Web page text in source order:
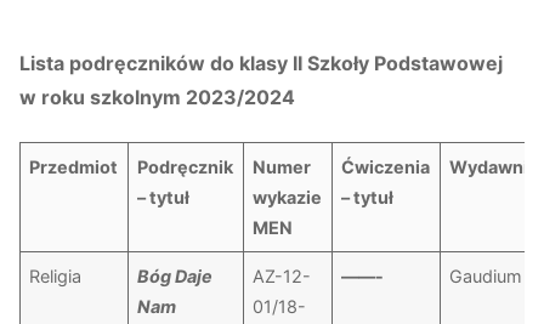
Lista podręczników do klasy II Szkoły Podstawowej
w roku szkolnym 2023/2024
Przedmiot
Podręcznik
– tytuł
Numer
wykazie
MEN
Ćwiczenia
– tytuł
Religia
Bóg Daje
Nam
AZ-12-
01/18-
——- Gaudium